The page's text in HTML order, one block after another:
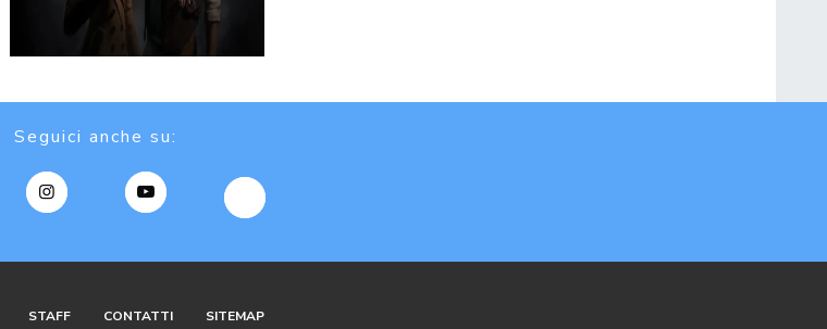
Seguici anche su:
STAFF CONTATTI SITEMAP